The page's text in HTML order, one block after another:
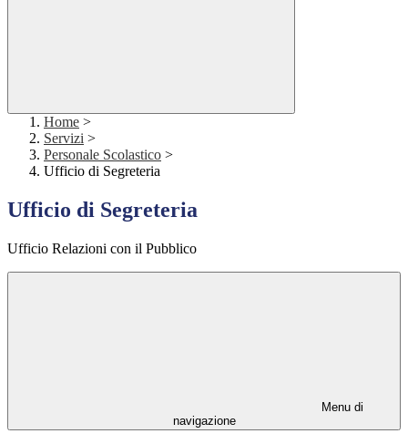
Home >
Servizi >
Personale Scolastico >
Ufficio di Segreteria
Ufficio di Segreteria
Ufficio Relazioni con il Pubblico
Menu di
navigazione